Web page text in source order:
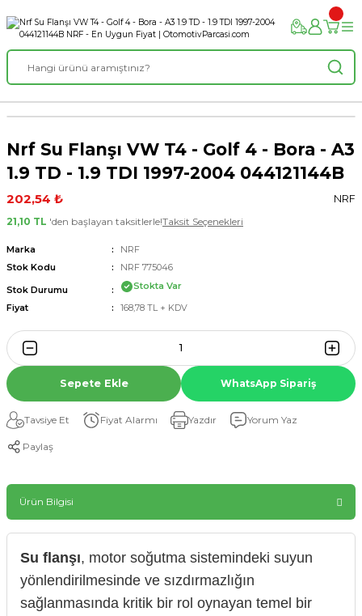
Nrf Su Flanşı VW T4 - Golf 4 - Bora - A3
1.9 TD - 1.9 TDI 1997-2004 044121144B
202,54 ₺
NRF
21,10 TL 'den başlayan taksitlerle!Taksit Seçenekleri
Marka
NRF
Stok Kodu
NRF 775046
Stok Durumu
Stokta Var
Fiyat
168,78 TL + KDV
Sepete Ekle WhatsApp Sipariş
Tavsiye Et Fiyat Alarmı Yazdır Yorum Yaz
Paylaş
Ürün Bilgisi
Su flanşı, motor soğutma sistemindeki suyun
yönlendirilmesinde ve sızdırmazlığın
sağlanmasında kritik bir rol oynayan temel bir